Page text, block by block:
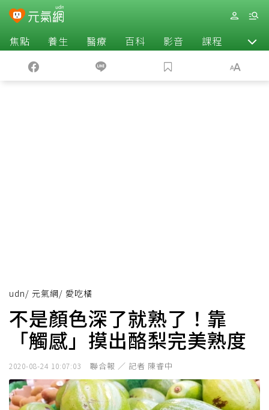
焦點 養生 醫療 百科 影音 課程 退休
udn/ 元氣網/ 愛吃橘
不是顏色深了就熟了！靠
「觸感」摸出酪梨完美熟度
2020-08-24 10:07:03 聯合報 ／ 記者 陳睿中